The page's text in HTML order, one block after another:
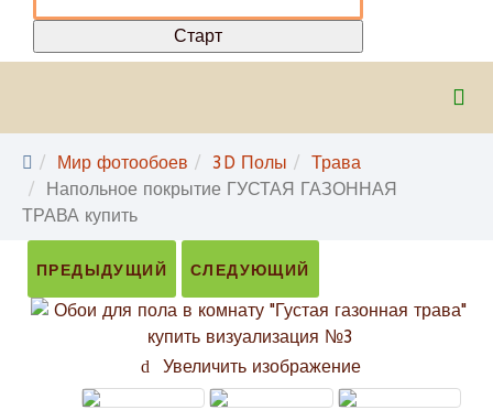
Мир фотообоев 3D Полы
Трава
Напольное покрытие ГУСТАЯ ГАЗОННАЯ
ТРАВА купить
ПРЕДЫДУЩИЙ СЛЕДУЮЩИЙ
Увеличить изображение